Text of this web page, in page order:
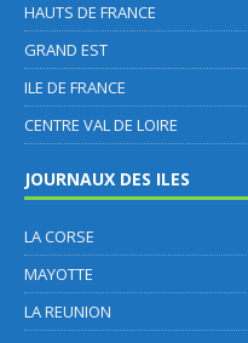
HAUTS DE FRANCE
GRAND EST
ILE DE FRANCE
CENTRE VAL DE LOIRE
JOURNAUX DES ILES
LA CORSE
MAYOTTE
LA REUNION